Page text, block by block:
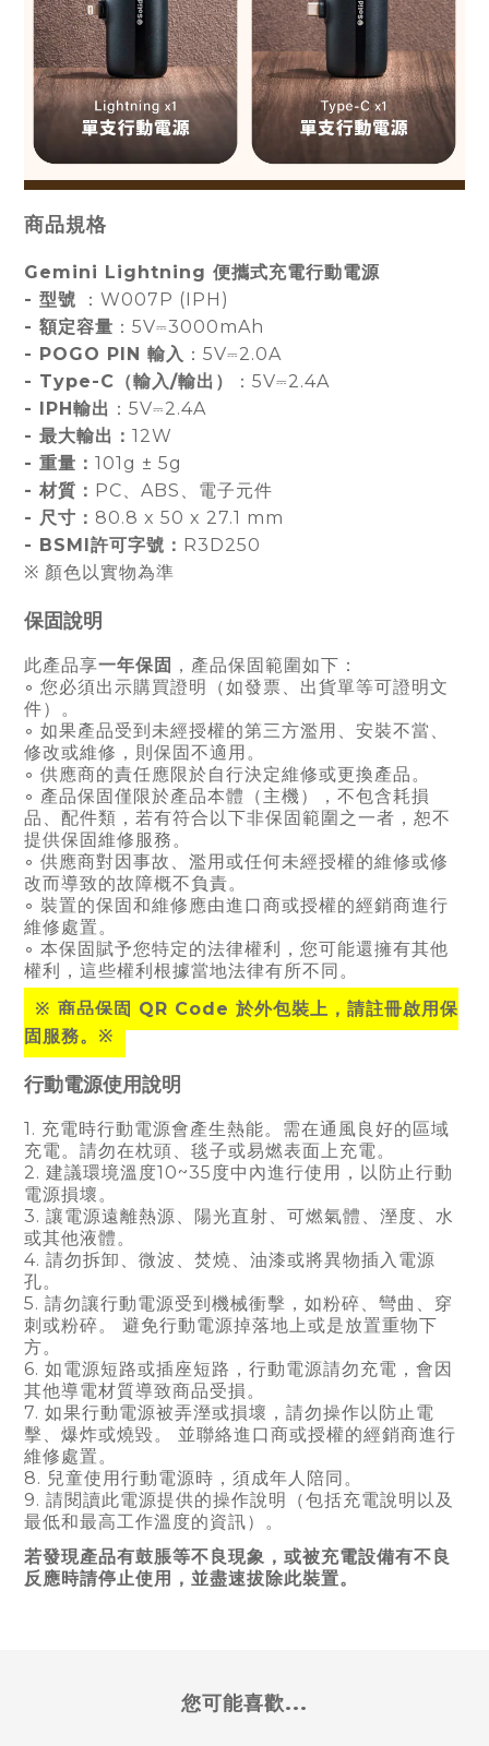
商品規格
Gemini Lightning 便攜式充電行動電源
- 型號 ：W007P (IPH)
- 額定容量 ：5V⎓3000mAh
- POGO PIN 輸入 ：5V⎓2.0A
- Type-C（輸入/輸出）
：5V⎓2.4A
- IPH輸出 ：5V⎓2.4A
- 最大輸出： 12W
- 重量： 101g ± 5g
- 材質： PC、ABS、電子元件
- 尺寸： 80.8 x 50 x 27.1 mm
- BSMI許可字號： R3D250
※ 顏色以實物為準
保固說明
此產品享一年保固 ，產品保固範圍如下：
◦ 您必須出示購買證明
（如發票、出貨單等可證明文
件） 。
◦ 如果產品受到未經授權的第三方濫用、安裝不當、
修改或維修，則保固不適用。
◦ 供應商的責任應限於自行決定維修或更換產品。
◦ 產品保固僅限於產品本體
（ 主機）
，不包含耗損
品、配件類，若有符合以下非保固範圍之一者，恕不
提供保固維修服務。
◦ 供應商對因事故、濫用或任何未經授權的維修或修
改而導致的故障概不負責。
◦ 裝置的保固和維修應由進口商或授權的經銷商進行
維修處置。
◦ 本保固賦予您特定的法律權利，您可能還擁有其他
權利，這些權利根據當地法律有所不同。
※ 商品保固 QR Code 於外包裝上，請註冊啟用保
固服務。 ※
行動電源使用說明
1. 充電時行動電源會產生熱能。需在通風良好的區域
充電。請勿在枕頭、毯子或易燃表面上充電。
2. 建議環境溫度10~35度中內進行使用，以防止行動
電源損壞。
3. 讓電源遠離熱源、陽光直射、可燃氣體、溼度、水
或其他液體。
4. 請勿拆卸、微波、焚燒、油漆或將異物插入電源
孔。
5. 請勿讓行動電源受到機械衝擊，如粉碎、彎曲、穿
刺或粉碎。 避免行動電源掉落地上或是放置重物下
方。
6. 如電源短路或插座短路 ， 行動電源請勿充電 ， 會因
其他導電材質導致商品受損。
7. 如果行動電源被弄溼或損壞，請勿操作以防止電
擊、爆炸或燒毀。 並聯絡進口商或授權的經銷商進行
維修處置。
8. 兒童使用行動電源時 ， 須成年人陪同。
9. 請閱讀此電源提供的操作說明（包括充電說明以及
最低和最高工作溫度的資訊）。
若發現產品有鼓脹等不良現象，或被充電設備有不良
反應時請停止使用，並盡速拔除此裝置。
您可能喜歡...